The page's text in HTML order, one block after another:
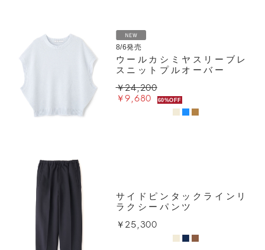
8/6発売
ウールカシミヤスリーブレ
スニットプルオーバー
￥24,200
￥9,680 60%OFF
サイドピンタックラインリ
ラクシーパンツ
￥25,300